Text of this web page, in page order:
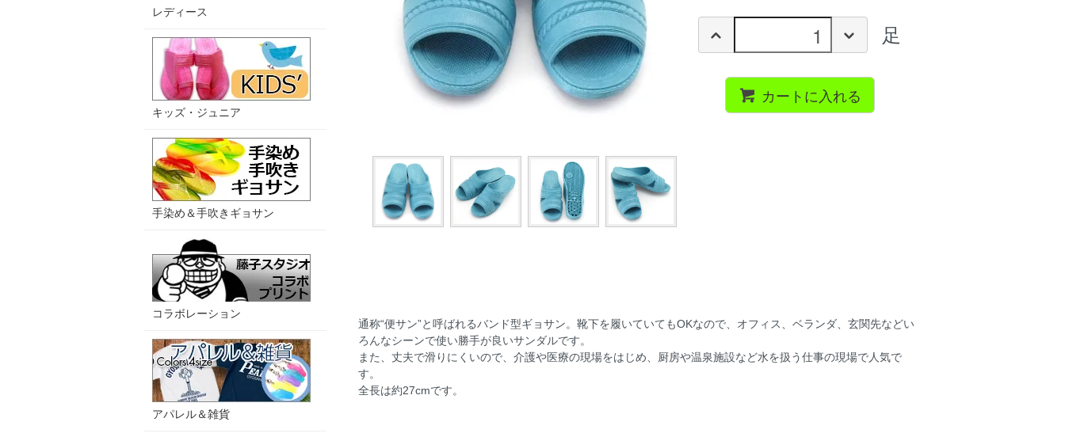
足
カートに入れる
通称“便サン”と呼ばれるバンド型ギョサン。靴下を履いていてもOKなので、オフィス、ベランダ、玄関先などい
ろんなシーンで使い勝手が良いサンダルです。
また、丈夫で滑りにくいので、介護や医療の現場をはじめ、厨房や温泉施設など水を扱う仕事の現場で人気で
す。
全長は約27cmです。
レディース
キッズ・ジュニア
手染め＆手吹きギョサン
コラボレーション
アパレル＆雑貨